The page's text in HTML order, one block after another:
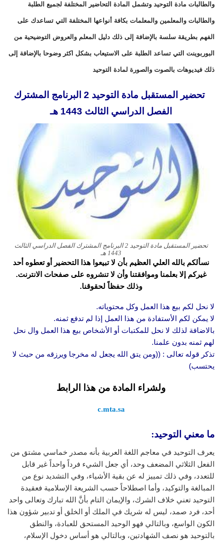
والطالبات مادة التوحيد وتشمل المادة التحاضير المختلفة لجميع الطلبة
والطالبات والمعلمين والمعلمات بكافة أنواعها المختلفة التي تساعدك على
الفهم بطريقة سلسة بالإضافة إلى ذلك دليل المعلم والعروض التوضيحية من
البوربوينت التي تساعد الطلبة على الاستيعاب بشكل اكثر وضوحا بالإضافة إلى
ذلك فيديوهات بالصوت والصورة لمادة التوحيد
تحضير المستقبل مادة التوحيد 2 البرنامج المشترك
الفصل الدراسي الثالث 1443 هـ
تحضير المستقبل مادة التوحيد 2 البرنامج المشترك الفصل الدراسي الثالث
1443 هـ
نسألكم بالله العلي العظيم بأن لا تبيعوا هذا التحضير أو تعطوه أحد
غيركم إلا بعلمنا وموافقتنا وأن لا تنشروه على صفحات الانترنت.
وذلك حفظاً لحقوقنا.
لا نحل لكم بيع هذا العمل وكل محتوياته.
لا يمكن لكم الأستفادة من هذا العمل إذا لم تدفع ثمنه.
بالاضافة لذلك لا نحل للمكتبات أو الأشخاص بيع هذا العمل وال نحل
لهم ثمنه بدون علمنا.
تذكر قوله تعالى : ((ومن يتق الله يجعل له مخرجا ويرزقه من حيث لا
يحتسب)
ولشراء المادة من هذا الرابط
c.mta.sa
ما معني التوحيد:
يعرف التوحيد في معاجم اللغة العربية بأنه مصدر خماسي مشتق من
الفعل الثلاثي المضعف وحد، أي جعل الشيء فرداً واحداً غير قابل
للتعدد، وفي ذلك تمييز له عن بقية الأشياء، وفي التشديد نوع من
المبالغة والتوكيد، وأما اصطلاحاً حسب الشريعة الإسلامية فعقيدة
التوحيد تعني خلاف الشرك، والإيمان التام بأنَّ الله تبارك وتعالى واحد
أحد، فرد صمد، ليس له شريك في الملك أو الخلق أو تدبير شؤون هذا
الكون الواسع، وبالتالي فهو الوحيد المستحق للعبادة، والنطق
بالتوحيد هو نصف الشهادتين، وبالتالي هو أساس دخول الإسلام،